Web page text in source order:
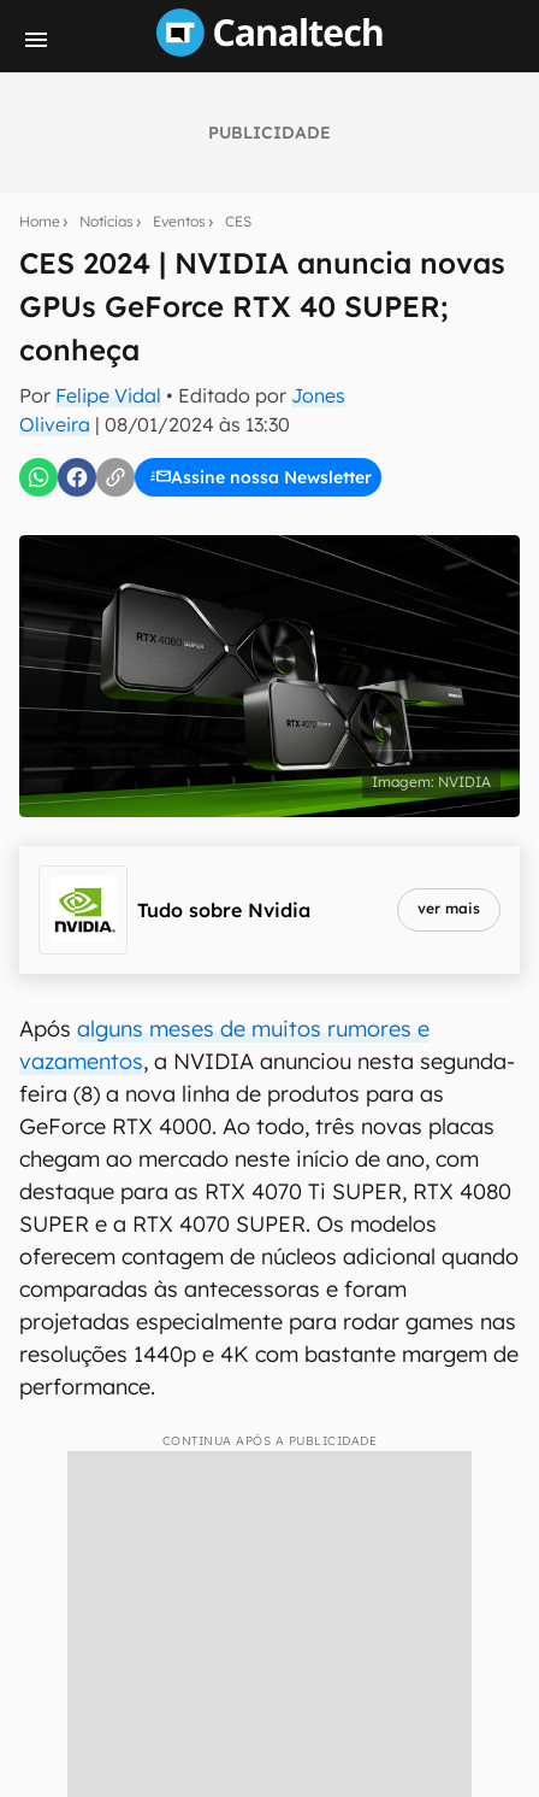
PUBLICIDADE
Home Notícias Eventos CES
CES 2024 | NVIDIA anuncia novas
GPUs GeForce RTX 40 SUPER;
conheça
Por Felipe Vidal • Editado por Jones
Oliveira | 08/01/2024 às 13:30
Assine nossa Newsletter
notícias e reviews sobre tecnologia em primeira
mão.
E-mail
inscreva-se
Confirmo que li, aceito e concordo com os Termos de
Uso e Política de Privacidade do Canaltech.
NVIDIA
Tudo sobre Nvidia ver mais
Após alguns meses de muitos rumores e
vazamentos, a NVIDIA anunciou nesta segunda-
feira (8) a nova linha de produtos para as
GeForce RTX 4000. Ao todo, três novas placas
chegam ao mercado neste início de ano, com
destaque para as RTX 4070 Ti SUPER, RTX 4080
SUPER e a RTX 4070 SUPER. Os modelos
oferecem contagem de núcleos adicional quando
comparadas às antecessoras e foram
projetadas especialmente para rodar games nas
resoluções 1440p e 4K com bastante margem de
performance.
CONTINUA APÓS A PUBLICIDADE